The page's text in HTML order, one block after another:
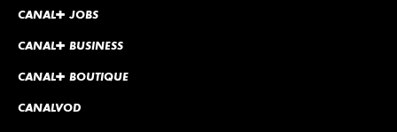
CANAL+ JOBS
CANAL+ BUSINESS
CANAL+ BOUTIQUE
CANALVOD